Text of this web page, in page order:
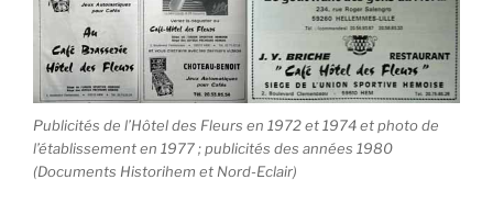
Publicités de l’Hôtel des Fleurs en 1972 et 1974 et photo de
l’établissement en 1977 ; publicités des années 1980
(Documents Historihem et Nord-Eclair)